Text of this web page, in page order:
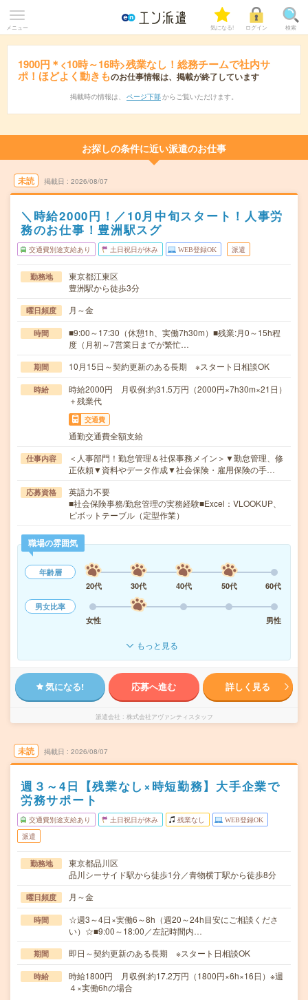
メニュー 気になる! ログイン 検索
1900円＊<10時～16時>残業なし！総務チームで社内サ
ポ！ほどよく動きものお仕事情報は、掲載が終了しています
掲載時の情報は、 ページ下部 からご覧いただけます。
お探しの条件に近い派遣のお仕事
未読 掲載日 2026/08/07
＼時給2000円！／10月中旬スタート！人事労
務のお仕事！豊洲駅スグ
交通費別途支給あり 土日祝日が休み WEB登録OK 派遣
勤務地
東京都江東区
豊洲駅から徒歩3分
曜日頻度 月～金
時間
■9:00～17:30（休憩1h、実働7h30m）■残業:月0～15h程
度（月初～7営業日までが繁忙…
期間 10月15日～契約更新のある長期 ※スタート日相談OK
時給
時給2000円 月収例:約31.5万円（2000円×7h30m×21日）
＋残業代
交通費
通勤交通費全額支給
仕事内容
＜人事部門！勤怠管理＆社保事務メイン＞▼勤怠管理、修
正依頼▼資料やデータ作成▼社会保険・雇用保険の手…
応募資格
英語力不要
■社会保険事務/勤怠管理の実務経験■Excel：VLOOKUP、
ピボットテーブル（定型作業）
職場の雰囲気
年齢層
20代
30代 40代 50代
60代
男女比率
女性
男性
もっと見る
気になる! 応募へ進む 詳しく見る
派遣会社 株式会社アヴァンティスタッフ
未読 掲載日 2026/08/07
週３～4日【残業なし×時短勤務】大手企業で
労務サポート
交通費別途支給あり 土日祝日が休み 残業なし WEB登録OK
派遣
勤務地
東京都品川区
品川シーサイド駅から徒歩1分／青物横丁駅から徒歩8分
曜日頻度 月～金
時間
☆週3～4日×実働6～8h（週20～24h目安にご相談くださ
い）☆■9:00～18:00／左記時間内…
期間 即日～契約更新のある長期 ※スタート日相談OK
時給
時給1800円 月収例:約17.2万円（1800円×6h×16日）※週
４×実働6hの場合